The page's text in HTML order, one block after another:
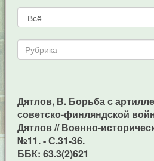
Дятлов, В. Борьба с
советско-финляндской
Дятлов // Военно-
№11. - С.31-36.
ББК: 63.3(2)621